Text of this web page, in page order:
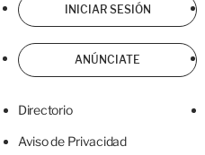
INICIAR SESIÓN
ANÚNCIATE
Directorio
Aviso de Privacidad